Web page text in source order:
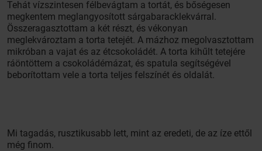
Tehát vízszintesen félbevágtam a tortát, és bőségesen
megkentem meglangyosított sárgabaracklekvárral.
Összeragasztottam a két részt, és vékonyan
meglekvároztam a torta tetejét. A mázhoz megolvasztottam
mikróban a vajat és az étcsokoládét. A torta kihűlt tetejére
ráöntöttem a csokoládémázat, és spatula segítségével
beborítottam vele a torta teljes felszínét és oldalát.
Mi tagadás, rusztikusabb lett, mint az eredeti, de az íze ettől
még finom.